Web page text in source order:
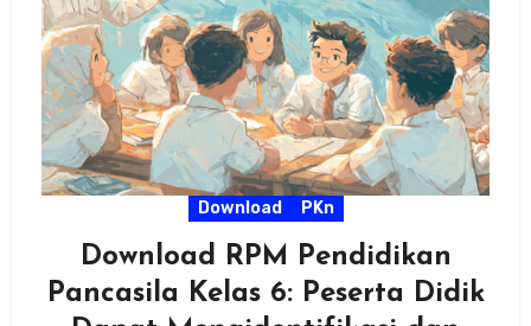
Download PKn
Download RPM Pendidikan
Pancasila Kelas 6: Peserta Didik